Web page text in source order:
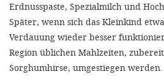
Erdnusspaste, Spezialmilch und
Später, wenn sich das Kleinkind
Verdauung wieder besser
Region üblichen Mahlzeiten,
Sorghumhirse, umgestiegen werden.